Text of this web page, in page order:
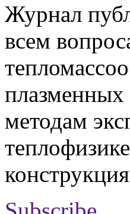
Журнал
всем
плазменных
методам